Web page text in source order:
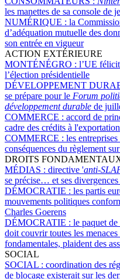
les manettes de sa console de
NUMÉRIQUE : la
d’adéquation mutuelle des
son entrée en vigueur
ACTION EXTÉRIEURE
MONTÉNÉGRO : l’UE
l’élection présidentielle
DÉVELOPPEMENT
se prépare pour le Forum
développement durable de
COMMERCE : accord de
cadre des crédits à l'exportation
COMMERCE : les
conséquences du règlement
DROITS
MÉDIAS : directive 'anti-
se précise… et ses
DÉMOCRATIE : les partis
mouvements politiques
Charles Goerens
DÉMOCRATIE : le paquet
doit couvrir toutes les
fondamentales, plaident des
SOCIAL
SOCIAL : coordination des
de blocage existerait sur les